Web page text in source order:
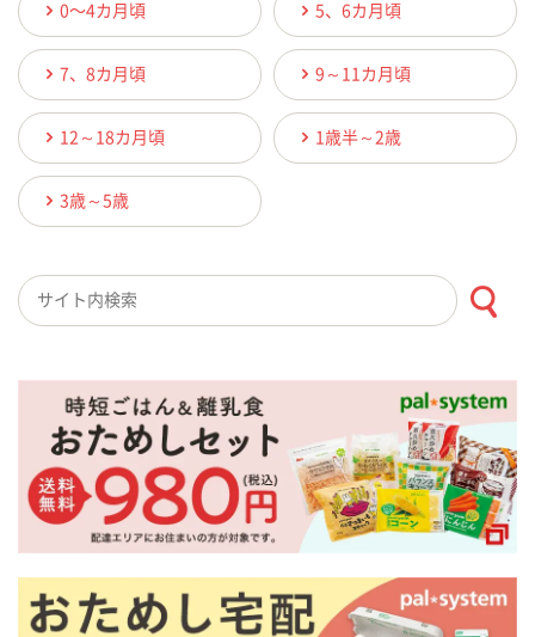
0〜4カ月頃 5、6カ月頃
7、8カ月頃 9～11カ月頃
12～18カ月頃 1歳半～2歳
3歳～5歳
検索キーワード入力